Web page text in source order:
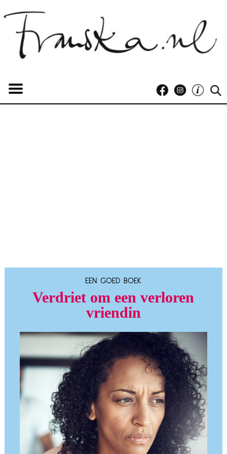
EEN GOED BOEK
Verdriet om een verloren
vriendin